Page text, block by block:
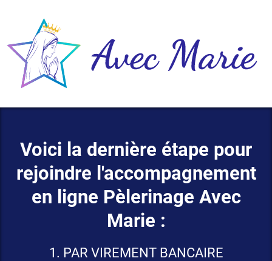
Voici la dernière étape pour
rejoindre l'accompagnement
en ligne Pèlerinage Avec
Marie :
1. PAR VIREMENT BANCAIRE